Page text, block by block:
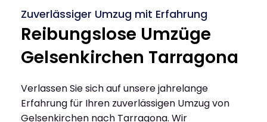
Zuverlässiger Umzug mit Erfahrung
Reibungslose Umzüge
Gelsenkirchen Tarragona
Verlassen Sie sich auf unsere jahrelange
Erfahrung für Ihren zuverlässigen Umzug von
Gelsenkirchen nach Tarragona. Wir